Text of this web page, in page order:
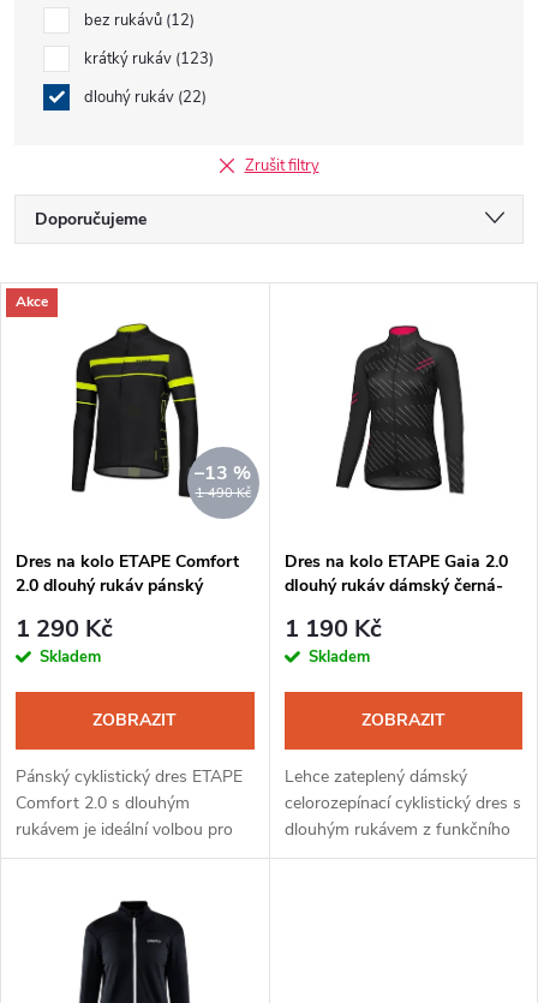
bez rukávů 12
krátký rukáv 123
dlouhý rukáv 22
Zrušit filtry
Ř
a
p
r
o
d
u
Doporučujeme
Nejdražší
Nejprodávanější
Abecedně
V
s
p
r
d
u
Akce
1 490 Kč
–13 %
Dres na kolo ETAPE Comfort
2.0 dlouhý rukáv pánský
1 290 Kč
Skladem
ZOBRAZIT
Pánský cyklistický dres ETAPE
Comfort 2.0 s dlouhým
rukávem je ideální volbou pro
chladnější dny od jara do
poskytuje příjemný tepelný
komfort a...
Dres na kolo ETAPE Gaia 2.0
dlouhý rukáv dámský černá-
1 190 Kč
Skladem
ZOBRAZIT
Lehce zateplený dámský
celorozepínací cyklistický dres s
dlouhým rukávem z funkčního
materiálu se třemi zadními